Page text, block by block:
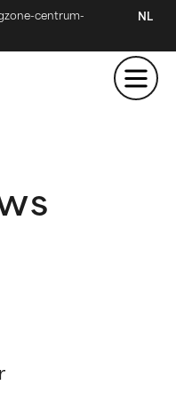
centrum-
NL